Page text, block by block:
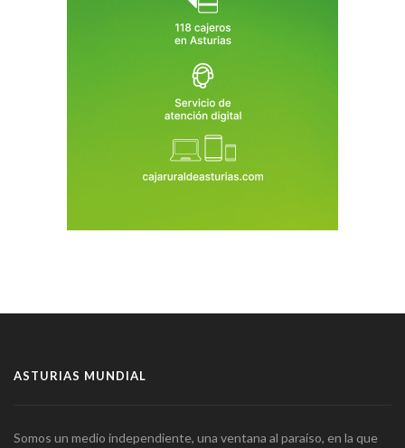
ASTURIAS MUNDIAL
Somos un medio independiente, una ventana al paraíso, en la que